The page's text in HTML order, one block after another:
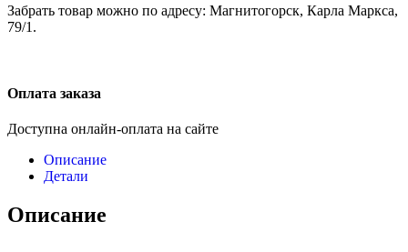
Забрать товар можно по адресу: Магнитогорск, Карла Маркса,
79/1.
Оплата заказа
Доступна онлайн-оплата на сайте
Описание
Детали
Описание